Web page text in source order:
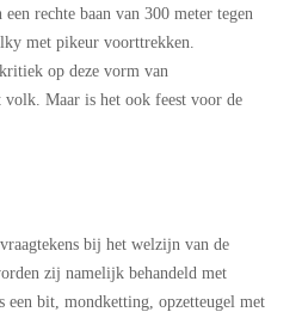
rechte baan van 300 meter tegen
met pikeur voorttrekken.
op deze vorm van
volk. Maar is het ook feest voor de
bij het welzijn van de
zij namelijk behandeld met
een bit, mondketting, opzetteugel met